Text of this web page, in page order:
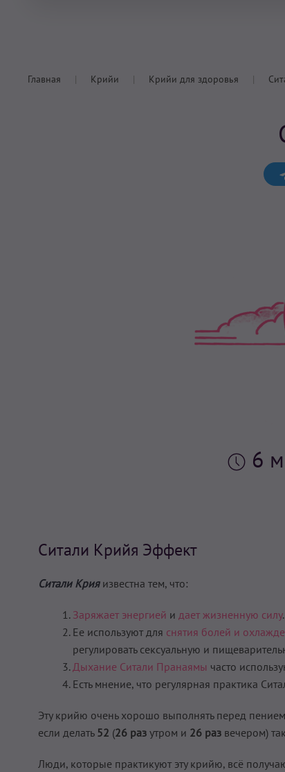
Главная Крийи Крийи для здоровья
6
Ситали Крийя Эффект
Ситали Крияизвестна тем, что:
Заряжает энергией и дает жизненную силу.
Ее используют для снятия болей и
регулировать сексуальную и
Дыхание Ситали Пранаямы часто
Есть мнение, что регулярная практика
Эту крийю очень хорошо выполнять перед пением
если делать 52 (26 раз утром и 26 раз вечером)
Люди, которые практикуют эту крийю, всё